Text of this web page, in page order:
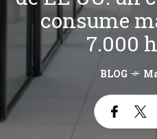
consume
7.000
BLOG